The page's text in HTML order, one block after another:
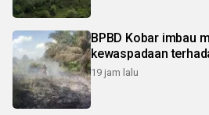
BPBD Kobar imbau
kewaspadaan
19 jam lalu